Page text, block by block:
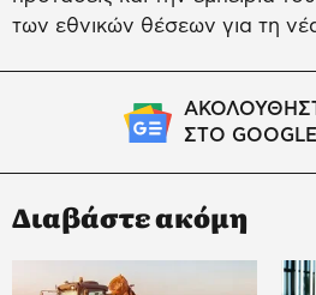
των εθνικών θέσεων για τη
ΣΤΟ
Διαβάστε ακόμη